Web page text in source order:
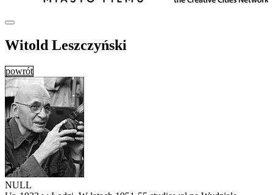
Witold Leszczyński
powrót
NULL